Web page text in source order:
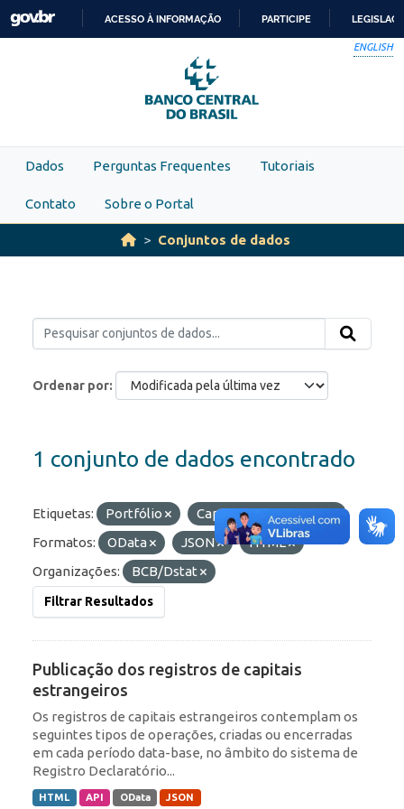
Skip to main content
PARA
O
CONTEÚDO
ACESSO À INFORMAÇÃO PARTICIPE
ENGLISH
Dados Perguntas Frequentes Tutoriais
Contato Sobre o Portal
Conjuntos de dados
Ordenar por
1 conjunto de dados encontrado
Etiquetas: Portfólio
Capitais Estrangeiros
Formatos:
OData JSON
HTML
Organizações:
BCB/Dstat
Filtrar Resultados
Publicação dos registros de capitais
estrangeiros
Os registros de capitais estrangeiros contemplam os
seguintes tipos de operações, criadas ou encerradas
em cada período data-base, no âmbito do sistema de
Registro Declaratório...
HTML API OData JSON